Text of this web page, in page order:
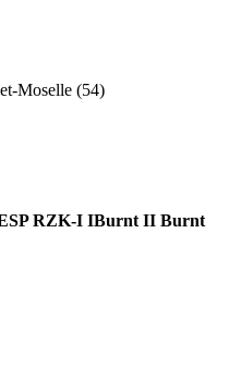
Moselle (54)
RZK-I IBurnt II Burnt